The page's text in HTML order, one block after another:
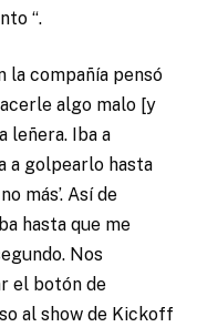
“.
la compañía pensó
algo malo [y
leñera. Iba a
a golpearlo hasta
más’. Así de
hasta que me
Nos
el botón de
al show de Kickoff